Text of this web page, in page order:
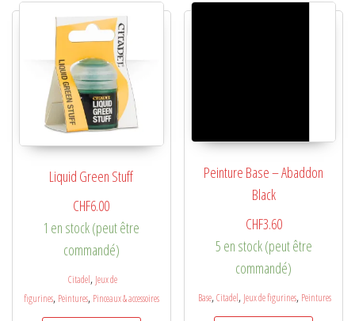
Liquid Green Stuff
CHF6.00
1 en stock (peut être
commandé)
Citadel, Jeux de
figurines, Peintures, Pinceaux & accessoires
Peinture Base – Abaddon
Black
CHF3.60
5 en stock (peut être
commandé)
Base,Citadel, Jeux de figurines, Peintures